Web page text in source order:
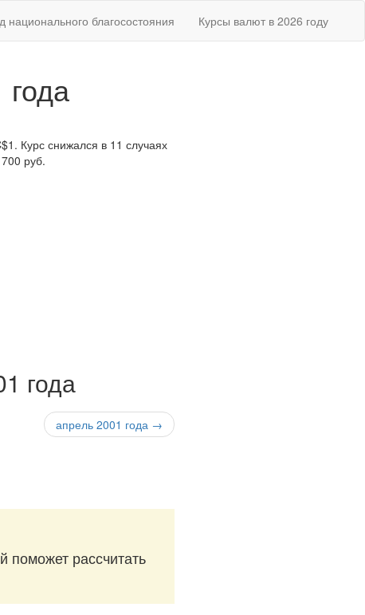
национального благосостояния Курсы валют в 2026 году
Курс снижался в 11 случаях
руб.
года
апрель 2001 года →
поможет рассчитать